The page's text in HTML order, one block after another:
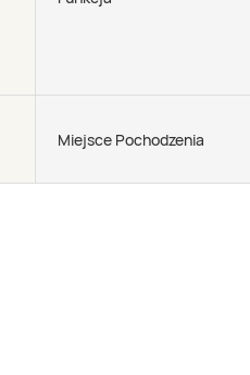
Miejsce Pochodzenia